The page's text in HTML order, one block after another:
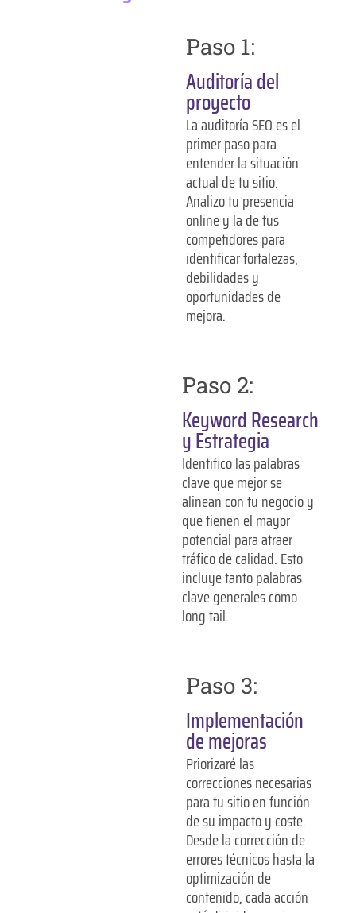
Paso 1:
Auditoría del
proyecto
La auditoría SEO es el
primer paso para
entender la situación
actual de tu sitio.
Analizo tu presencia
online y la de tus
competidores para
identificar fortalezas,
debilidades y
oportunidades de
mejora.
Paso 2:
Keyword Research
y Estrategia
Identifico las palabras
clave que mejor se
alinean con tu negocio y
que tienen el mayor
potencial para atraer
tráfico de calidad. Esto
incluye tanto palabras
clave generales como
long tail.
Paso 3:
Implementación
de mejoras
Priorizaré las
correcciones necesarias
para tu sitio en función
de su impacto y coste.
Desde la corrección de
errores técnicos hasta la
optimización de
contenido, cada acción